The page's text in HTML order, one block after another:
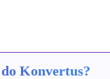
do Konvertus?